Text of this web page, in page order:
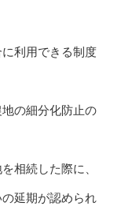
利用できる制度
の細分化防止の
相続した際に、
延期が認められ